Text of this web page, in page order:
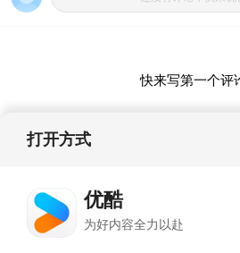
京ICP备06050721号-1
打开方式
优酷
为好内容全力以赴